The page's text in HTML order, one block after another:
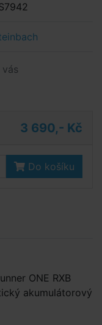
3 690,- Kč
Do košíku
ONE RXB
akumulátorový